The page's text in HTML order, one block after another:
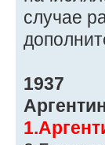
случае
1937